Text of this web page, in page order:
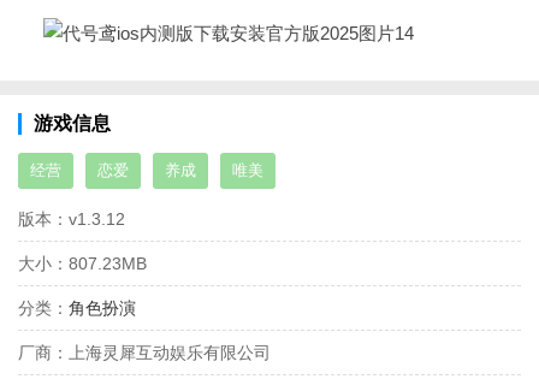
游戏信息
经营 恋爱 养成 唯美
版本： v1.3.12
大小： 807.23MB
分类： 角色扮演
厂商： 上海灵犀互动娱乐有限公司